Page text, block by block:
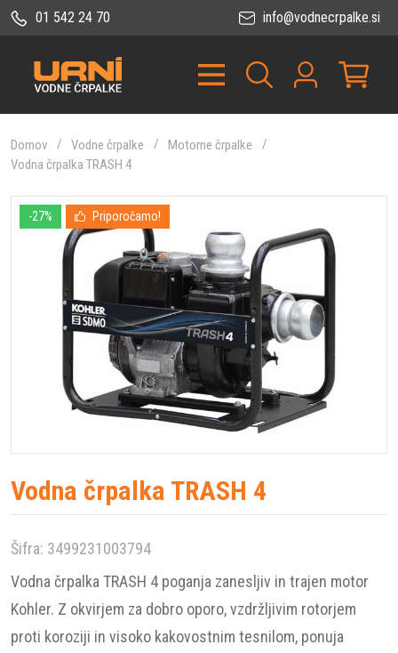
01 542 24 70 info@vodnecrpalke.si
Domov Vodne črpalke
Motorne črpalke
Vodna črpalka TRASH 4
Vodna črpalka TRASH 4
Šifra: 3499231003794
Vodna črpalka TRASH 4 poganja zanesljiv in trajen motor
Kohler. Z okvirjem za dobro oporo, vzdržljivim rotorjem
proti koroziji in visoko kakovostnim tesnilom, ponuja
-27% Priporočamo!